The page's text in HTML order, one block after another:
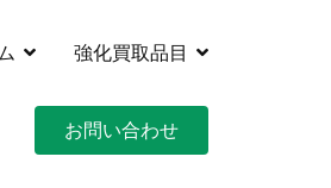
強化買取品目
お問い合わせ